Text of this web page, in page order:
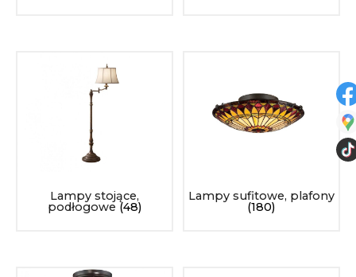
Lampy stojące,
podłogowe(48)
Lampy sufitowe, plafony
(180)